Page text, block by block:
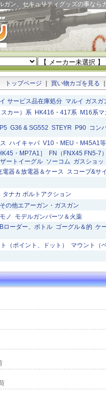
ガン、セキュリティグッズの事なら
トップページ 買い物カゴを見る
サービス品在庫処分 マルイ ガスガ
カー）系 HK416・417系 M16系
G36 & SG552 STEYR P90 コン
ハイキャパ V10・MEU・M45A1等
・MP7A1］
FN（FNX45 FN5-7
ートイーグル ソーコム ガスショッ
電器＆放電器＆ケース スコープ&サ
タナカ ボルトアクション
その他エアーガン・ガスガン
ノ
モデルガンパーツ＆火薬
ローダー、ボトル ゴーグル＆的 ケ
（ポイント、ドット）
マウント（